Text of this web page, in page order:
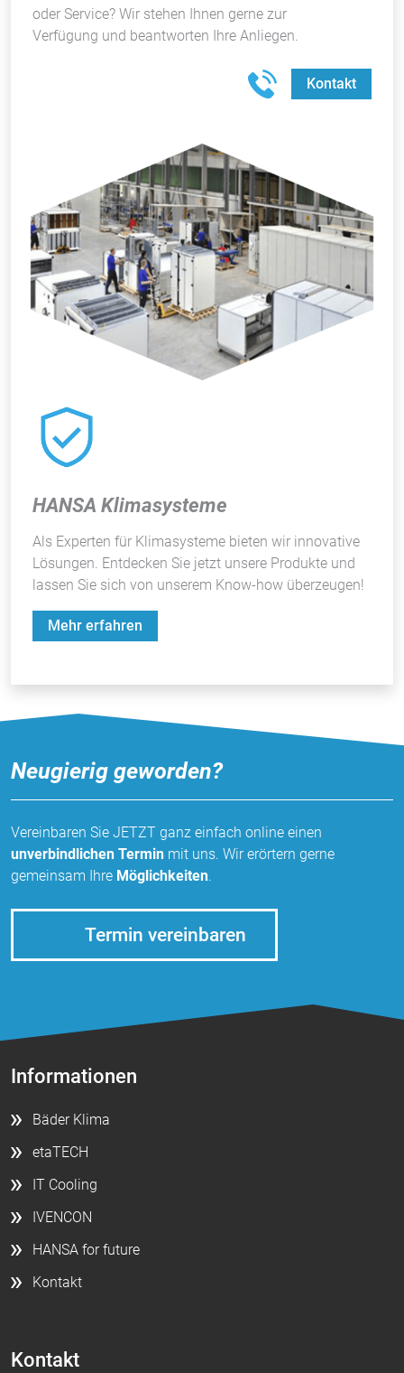
oder Service? Wir stehen Ihnen gerne zur
Verfügung und beantworten Ihre Anliegen.
Kontakt
HANSA Klimasysteme
Als Experten für Klimasysteme bieten wir innovative
Lösungen. Entdecken Sie jetzt unsere Produkte und
lassen Sie sich von unserem Know-how überzeugen!
Mehr erfahren
Neugierig geworden?
Vereinbaren Sie JETZT ganz einfach online einen
unverbindlichen Termin mit uns. Wir erörtern gerne
gemeinsam Ihre Möglichkeiten.
Termin vereinbaren
Informationen
Bäder Klima
etaTECH
IT Cooling
IVENCON
HANSA for future
Kontakt
Kontakt